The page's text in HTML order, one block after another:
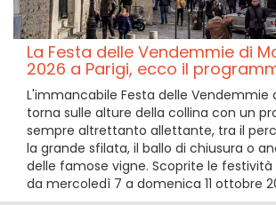
La Festa delle Vendemmie di
2026 a Parigi, ecco il
L'immancabile Festa delle Vendemmie
torna sulle alture della collina con un
sempre altrettanto allettante, tra il
la grande sfilata, il ballo di chiusura o
delle famose vigne. Scoprite le
da mercoledì 7 a domenica 11 ottobre